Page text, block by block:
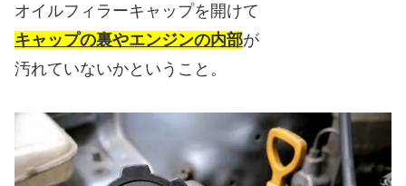
オイルフィラーキャップを開けて
キャップの裏やエンジンの内部が
汚れていないかということ。